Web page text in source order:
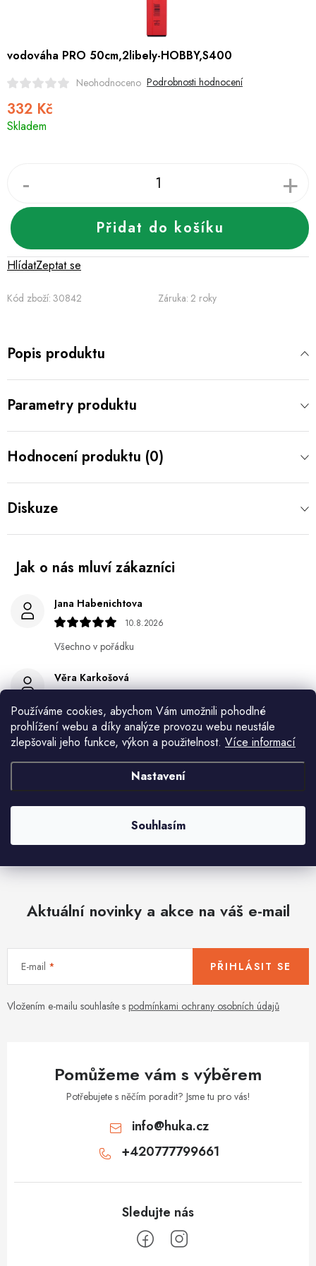
Používáme cookies, abychom Vám umožnili pohodlné
prohlížení webu a díky analýze provozu webu neustále
zlepšovali jeho funkce, výkon a použitelnost. Více informací
Nastavení
Souhlasím
Dětské zboží a hračky
Novinky
World Cleanup Day
Obchodní podmínky
Obchodní podmínky pro podnikatele
Způsob doručení a platby
Zásady používání cookies
O nás Blog
332 Kč
Skladem
Přidat do košíku
Kód zboží: 30842 Záruka: 2 roky
Zeptat se
Hlídat
vodováha PRO 50cm,2libely-HOBBY,S400
Neohodnoceno Podrobnosti hodnocení
Popis produktu
Parametry produktu
Hodnocení produktu (0)
Diskuze
Jana Habenichtova
10.8.2026
Všechno v pořádku
Věra Karkošová
Miroslav Lamper
10.8.2026
Aktuální novinky a akce na váš e-mail
E-mail
Vložením e-mailu souhlasíte s podmínkami ochrany osobních údajů
PŘIHLÁSIT SE
Pomůžeme vám s výběrem
Potřebujete s něčím poradit? Jsme tu pro vás!
info@huka.cz
+420777799661